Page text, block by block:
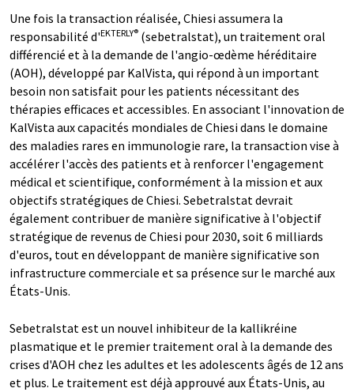
Une fois la transaction réalisée, Chiesi assumera la
responsabilité d'EKTERLY® (sebetralstat), un traitement oral
différencié et à la demande de l'angio-œdème héréditaire
(AOH), développé par KalVista, qui répond à un important
besoin non satisfait pour les patients nécessitant des
thérapies efficaces et accessibles. En associant l'innovation de
KalVista aux capacités mondiales de Chiesi dans le domaine
des maladies rares en immunologie rare, la transaction vise à
accélérer l'accès des patients et à renforcer l'engagement
médical et scientifique, conformément à la mission et aux
objectifs stratégiques de Chiesi. Sebetralstat devrait
également contribuer de manière significative à l'objectif
stratégique de revenus de Chiesi pour 2030, soit 6 milliards
d'euros, tout en développant de manière significative son
infrastructure commerciale et sa présence sur le marché aux
États-Unis.
Sebetralstat est un nouvel inhibiteur de la kallikréine
plasmatique et le premier traitement oral à la demande des
crises d'AOH chez les adultes et les adolescents âgés de 12 ans
et plus. Le traitement est déjà approuvé aux États-Unis, au